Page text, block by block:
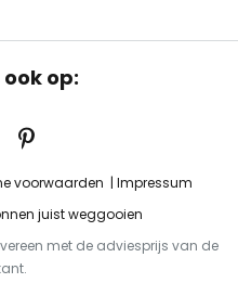
op:
voorwaarden
Impressum
juist weggooien
met de adviesprijs van de